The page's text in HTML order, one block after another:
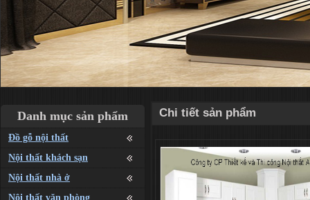
Danh mục sản phẩm
Đồ gỗ nội thất
Nội thất khách sạn
Nội thất nhà ở
Nội thất văn phòng
Chi tiết sản phẩm